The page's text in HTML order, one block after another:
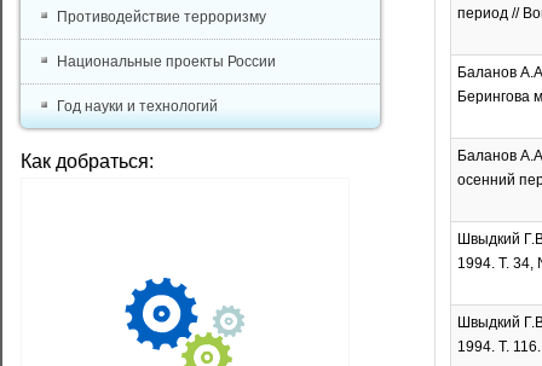
период //
Баланов
Берингова
Баланов
осенний
Швыдкий
1994. Т.
Швыдкий
1994. Т.
Противодействие терроризму
Национальные проекты России
Год науки и технологий
Как добраться: